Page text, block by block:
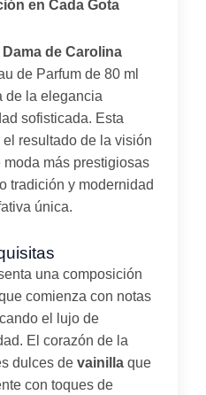
en Cada Gota
de Carolina
de Parfum de 80 ml
de la elegancia
sofisticada. Esta
resultado de la visión
más prestigiosas
tradición y modernidad
única.
una composición
comienza con notas
el lujo de
El corazón de la
dulces de vainilla que
con toques de